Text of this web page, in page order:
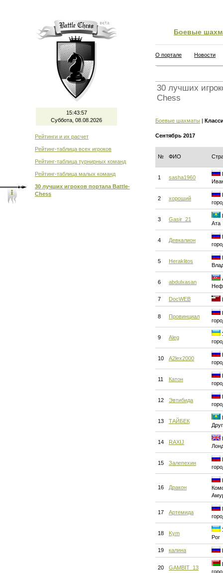
15:43:57
Суббота, 08.08.2026
Рейтинги и их расчет
Рейтинг-таблица всех игроков
Рейтинг-таблица турнирных команд
Рейтинг-таблица малых команд
30 лучших игроков портала Battle-
Chess
Боевые
О портале Новости
30 лучших
Chess
Боевые шахматы |
Сентябрь 2017
№ ФИО
1 sasha1960
2 хороший
3 Gasir_21
Ата
4 Девкалион
5 Heraklitos
6 abdulxasan
7 DocWEB
8 Провинциал
9 Aleg
10 A2lex2000
11 Катон
12 Эвтибида
13 ТАЙБЕК
14 RAXIJ
15 Залепехин
16 Дракон
17 Артемида
18 Kym
Рог
19 калина
20 GAMBIT_13